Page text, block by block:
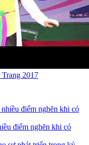
2017
điểm nghẽn khi có